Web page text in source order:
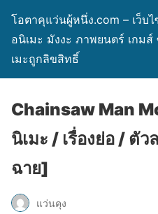
โอตาคุแว่นผู้หนึ่ง.com – เว็
อนิเมะ มังงะ ภาพยนตร์ เกม
เมะถูกลิขสิทธิ์
Chainsaw Man
นิเมะ / เรื่องย่อ / ตั
ฉาย]
แว่นคุง